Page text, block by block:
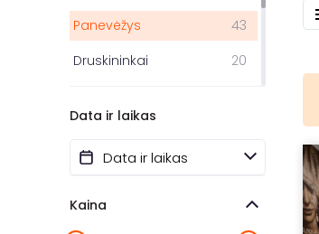
Panevėžys
43
Druskininkai
20
Varėna
Kaišiadorys
1
Data ir laikas
Kaina